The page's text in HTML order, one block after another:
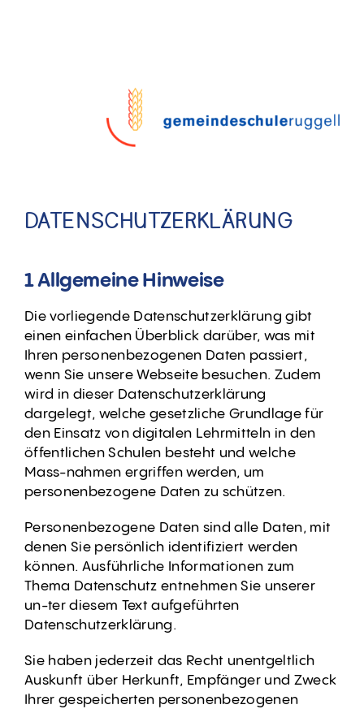
DATENSCHUTZERKLÄRUNG
1 Allgemeine Hinweise
Die vorliegende Datenschutzerklärung gibt
einen einfachen Überblick darüber, was mit
Ihren personenbezogenen Daten passiert,
wenn Sie unsere Webseite besuchen. Zudem
wird in dieser Datenschutzerklärung
dargelegt, welche gesetzliche Grundlage für
den Einsatz von digitalen Lehrmitteln in den
öffentlichen Schulen besteht und welche
Mass-nahmen ergriffen werden, um
personenbezogene Daten zu schützen.
Personenbezogene Daten sind alle Daten, mit
denen Sie persönlich identifiziert werden
können. Ausführliche Informationen zum
Thema Datenschutz entnehmen Sie unserer
un-ter diesem Text aufgeführten
Datenschutzerklärung.
Sie haben jederzeit das Recht unentgeltlich
Auskunft über Herkunft, Empfänger und Zweck
Ihrer gespeicherten personenbezogenen